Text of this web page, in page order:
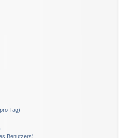
Tag)
Benutzers)